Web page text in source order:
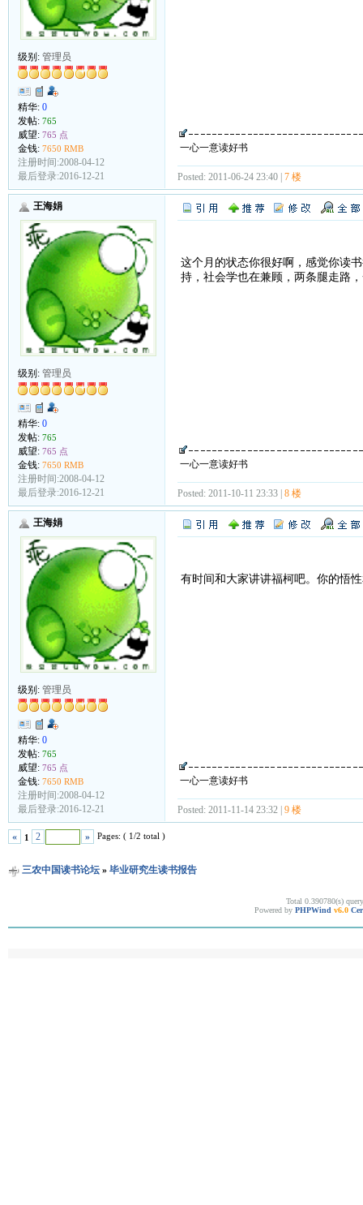
级别: 管理员
精华: 0
发帖: 765
威望: 765 点
金钱: 7650 RMB
注册时间:2008-04-12
最后登录:2016-12-21
一心一意读好书
Posted: 2011-06-24 23:40 | 7 楼
王海娟
级别: 管理员
精华: 0
发帖: 765
威望: 765 点
金钱: 7650 RMB
注册时间:2008-04-12
最后登录:2016-12-21
这个月的状态你很好啊，感觉你读
持，社会学也在兼顾，两条腿走路
一心一意读好书
Posted: 2011-10-11 23:33 | 8 楼
王海娟
级别: 管理员
精华: 0
发帖: 765
威望: 765 点
金钱: 7650 RMB
注册时间:2008-04-12
最后登录:2016-12-21
有时间和大家讲讲福柯吧。你的悟
一心一意读好书
Posted: 2011-11-14 23:32 | 9 楼
« 1 2 » Pages: ( 1/2 total )
三农中国读书论坛» 毕业研究生读书报告
Total 0.390780(s)
Powered by PHPWind v6.0